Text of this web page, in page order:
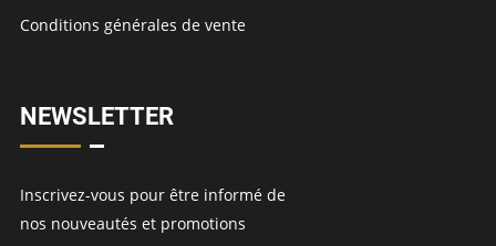
Conditions générales de vente
NEWSLETTER
Inscrivez-vous pour être informé de
nos nouveautés et promotions